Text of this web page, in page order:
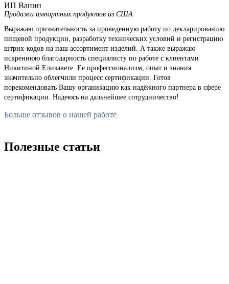
ИП Ванин
Продажа импортных продуктов из США
Выражаю признательность за проведенную работу по декларированию
пищевой продукции, разработку технических условий и регистрацию
штрих-кодов на наш ассортимент изделий. А также выражаю
искреннюю благодарность специалисту по работе с клиентами
Никитиной Елизавете. Ее профессионализм, опыт и знания
значительно облегчили процесс сертификации. Готов
порекомендовать Вашу организацию как надёжного партнера в сфере
сертификации. Надеюсь на дальнейшее сотрудничество!
Больше отзывов о нашей работе
Полезные статьи